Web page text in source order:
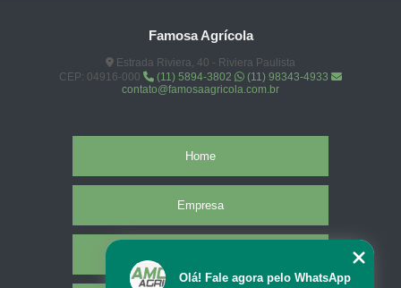
Famosa Agrícola
Estrada Riviera, 40 - Riviera Paulista
CEP: 04916-000
(11) 5894-3802
(11) 98343-4933
contato@famosaagricola.com.br
Home
Empresa
Olá! Fale agora pelo WhatsApp